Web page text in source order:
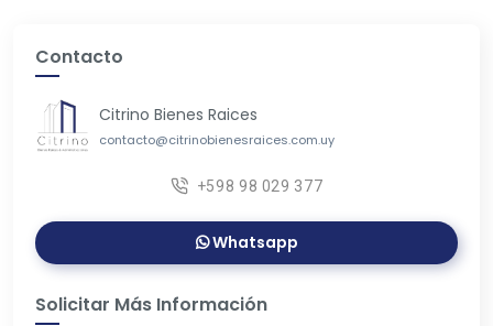
Contacto
Citrino Bienes Raices
contacto@citrinobienesraices.com.uy
+598 98 029 377
Whatsapp
Solicitar Más Información